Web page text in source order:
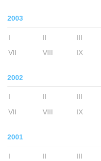
2003
I II III
VII
VIII IX
2002
I II III
VII
VIII IX
2001
I II III